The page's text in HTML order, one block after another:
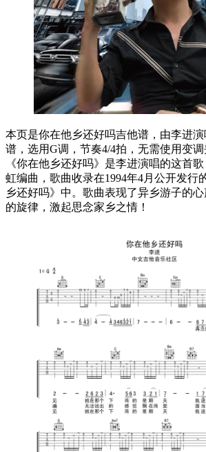
本页是你在他乡还好吗吉他谱，由李进
谱，选用G调，节奏4/4拍，无需使用变调
《你在他乡还好吗》是李进演唱的这首
虹编曲，歌曲收录在1994年4月公开发行
乡还好吗》中。歌曲表现了异乡游子的
的旋律，激起思念家乡之情！